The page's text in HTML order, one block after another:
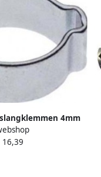
4mm
RVS
16,39